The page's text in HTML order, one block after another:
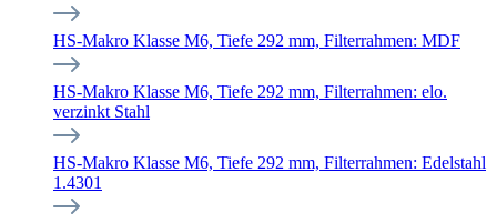
HS-Makro Klasse M6, Tiefe 292 mm, Filterrahmen: MDF
HS-Makro Klasse M6, Tiefe 292 mm, Filterrahmen: elo.
verzinkt Stahl
HS-Makro Klasse M6, Tiefe 292 mm, Filterrahmen: Edelstahl
1.4301